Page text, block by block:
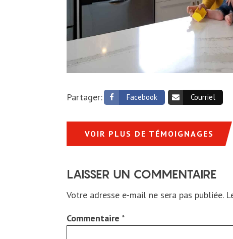
Partager: Facebook Courriel
VOIR PLUS DE TÉMOIGNAGES
LAISSER UN COMMENTAIRE
Votre adresse e-mail ne sera pas publiée.
Commentaire *